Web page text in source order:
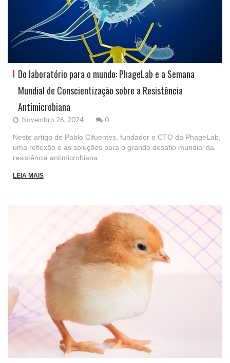
Do laboratório para o mundo: PhageLab e a Semana
Mundial de Conscientização sobre a Resistência
Antimicrobiana
Novembro 26, 2024 0
Neste artigo de Pablo Cifuentes, fundador e CTO da PhageLab,
uma reflexão e as soluções para o grande desafio mundial da
resistência antimicrobiana.
LEIA MAIS